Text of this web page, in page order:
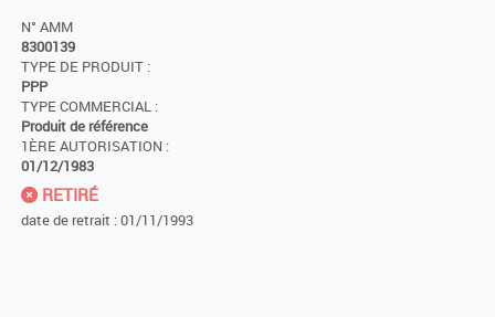
N° AMM
8300139
TYPE DE PRODUIT :
PPP
TYPE COMMERCIAL :
Produit de référence
1ÈRE AUTORISATION :
01/12/1983
RETIRÉ
date de retrait : 01/11/1993